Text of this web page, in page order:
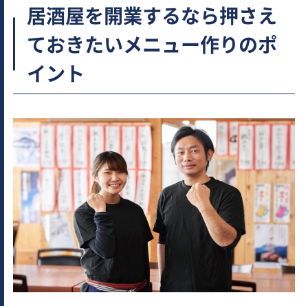
居酒屋を開業するなら押さえ
ておきたいメニュー作りのポ
イント